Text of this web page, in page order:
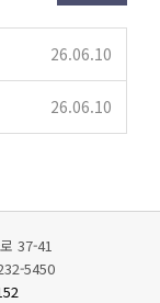
26.06.10
26.06.10
37-41
5450